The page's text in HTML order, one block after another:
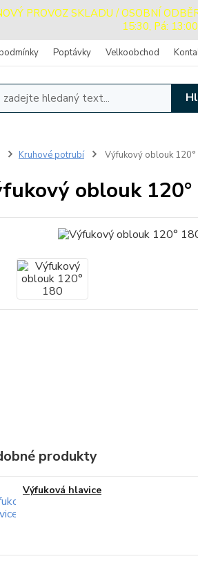
PROVOZ SKLADU / OSOBNÍ
15:30, Pá:
Poptávky Velkoobchod
Kruhové potrubí Výfukový oblouk 120°
oblouk 120°
produkty
Výfuková hlavice